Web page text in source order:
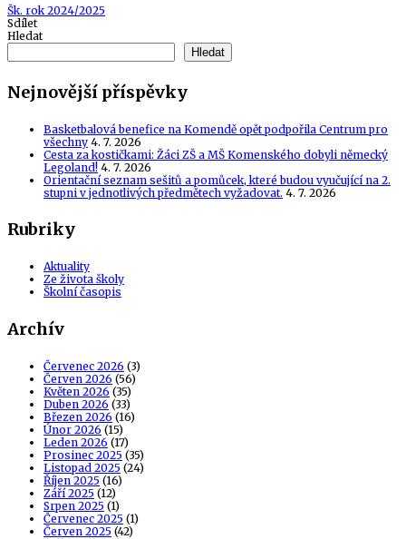
Tags
Šk. rok 2024/2025
Sdílet
Hledat
Hledat
Nejnovější příspěvky
Basketbalová benefice na Komendě opět podpořila Centrum pro
všechny 4. 7. 2026
Cesta za kostičkami: Žáci ZŠ a MŠ Komenského dobyli německý
Legoland! 4. 7. 2026
Orientační seznam sešitů a pomůcek, které budou vyučující na 2.
stupni v jednotlivých předmětech vyžadovat. 4. 7. 2026
Rubriky
Aktuality
Ze života školy
Školní časopis
Archív
Červenec 2026 (3)
Červen 2026 (56)
Květen 2026 (35)
Duben 2026 (33)
Březen 2026 (16)
Únor 2026 (15)
Leden 2026 (17)
Prosinec 2025 (35)
Listopad 2025 (24)
Říjen 2025 (16)
Září 2025 (12)
Srpen 2025 (1)
Červenec 2025 (1)
Červen 2025 (42)